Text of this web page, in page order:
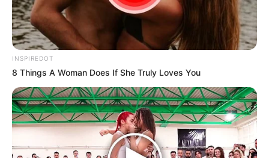
INSPIREDOT
8 Things A Woman Does If She Truly Loves You